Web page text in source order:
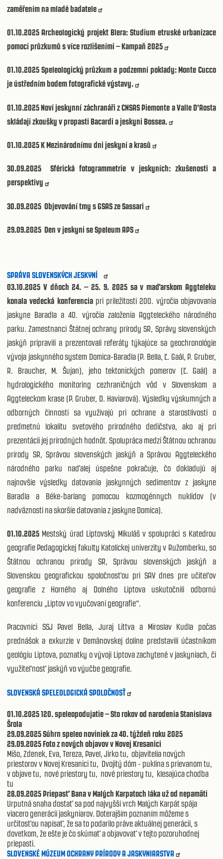
zaměřením na mladé badatele
01.10.2025Archeologický projekt Blera: Studium etruské urbanizace
pomocí průzkumů s více rozlišeními – Kampaň 2025
01.10.2025 Speleologický průzkum a podzemní poklady: Monte Cucco
je ústředním bodem fotografické výstavy.
01.10.2025Noví jeskynní záchranáři z CNSAS Piemonte a Valle D'Aosta
skládají zkoušky v propasti Bacardi a jeskyni Bossea.
01.10.2025K Mezinárodnímu dni jeskyní a krasů
30.09.2025Sférická fotogrammetrie v jeskyních: zkušenosti a
perspektivy
30.09.2025 Objevování tmy s GSAS ze Sassari
29.09.2025 Den v jeskyni se Speleum APS
SPRÁVA SLOVENSKÝCH JESKYNÍ
03.10.2025 V dňoch 24. – 25. 9. 2025 sa v maďarskom Aggteleku
konala vedecká konferencia pri príležitosti 200. výročia objavovania
jaskyne Baradla a 40. výročia založenia Aggteleckého národného
parku. Zamestnanci Štátnej ochrany prírody SR, Správy slovenských
jaskýň pripravili a prezentovali referáty týkajúce sa geochronológie
vývoja jaskynného system Domica-Baradla (P. Bella, Ľ. Gaál, P. Gruber,
R. Braucher, M. Šujan), jeho tektonických pomerov (Ľ. Gaál) a
hydrologického monitoring cezhraničných vôd v Slovenskom a
Aggteleckom krase (P. Gruber, D. Haviarová). Výsledky výskumných a
odborných činností sa využívajú pri ochrane a starostlivosti o
predmetnú lokalitu svetového prírodného dedičstva, ako aj pri
prezentácii jej prírodných hodnôt. Spolupráca medzi Štátnou ochranou
prírody SR, Správou slovenských jaskýň a Správou Aggteleckého
národného parku naďalej úspešne pokračuje, čo dokladujú aj
najnovšie výsledky datovania jaskynných sedimentov z jaskyne
Baradla a Béke-barlang pomocou kozmogénnych nuklidov (v
nadväznosti na skoršie datovania z jaskyne Domica).
01.10.2025 Mestský úrad Liptovský Mikuláš v spolupráci s Katedrou
geografie Pedagogickej fakulty Katolíckej univerzity v Ružomberku, so
Štátnou ochranou prírody SR, Správou slovenských jaskýň a
Slovenskou geografickou spoločnosťou pri SAV dnes pre učiteľov
geografie z Horného aj Dolného Liptova uskutočnili odbornú
konferenciu „Liptov vo vyučovaní geografie“.
Pracovníci SSJ Pavel Bella, Juraj Littva a Miroslav Kudla počas
prednášok a exkurzie v Demänovskej doline predstavili účastníkom
geológiu Liptova, poznatky o vývoji Liptova zachytené v jaskyniach, či
využiteľnosť jaskýň vo výučbe geografie.
SLOVENSKÁ SPELEOLOGICKÁ SPOLOČNOSŤ
01.10.2025 120. speleopodujatie – Sto rokov od narodenia Stanislava
Šrola
29.09.2025 Súhrn speleo noviniek za 40. týždeň roku 2025
29.09.2025 Foto z nových objavov v Novej Kresanici
Mišo, Zdenek, Eva, Tereza, Pavel, Jirko tu, objavitelia nových
priestorov v Novej Kresanici tu, Dvojitý dóm - puklina s prievanom tu,
v objave tu, nové priestory tu, nové priestory tu, klesajúca chodba
tu
28.09.2025 Priepasť Bana v Malých Karpatoch láka už od nepamäti
Urputná snaha dostať sa pod najvyšší vrch Malých Karpát spája
viacero generácií jaskyniarov. Doterajším poznaním môžeme s
určitosťou napísať, že sa to podarilo práve aktuálnej generácii, s
dovetkom, že ešte je čo skúmať a objavovať v tejto pozoruhodnej
priepasti.
SLOVENSKÉ MÚZEUM OCHRANY PRÍRODY A JASKYNIARSTVA